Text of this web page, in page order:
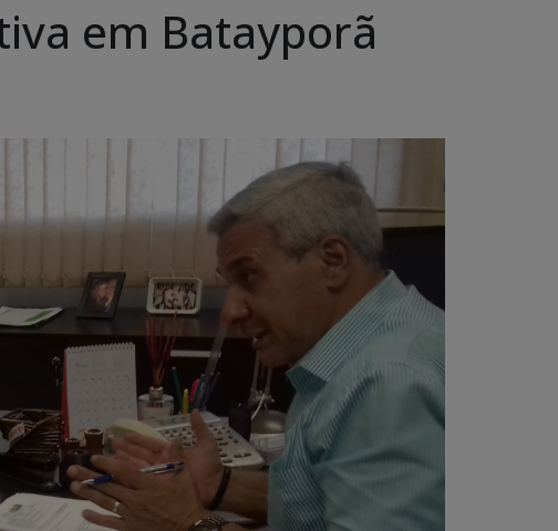
em Batayporã